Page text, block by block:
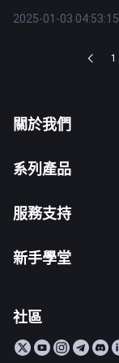
2025-01-03 04:53:15
1
關於我們
系列產品
服務支持
新手學堂
社區